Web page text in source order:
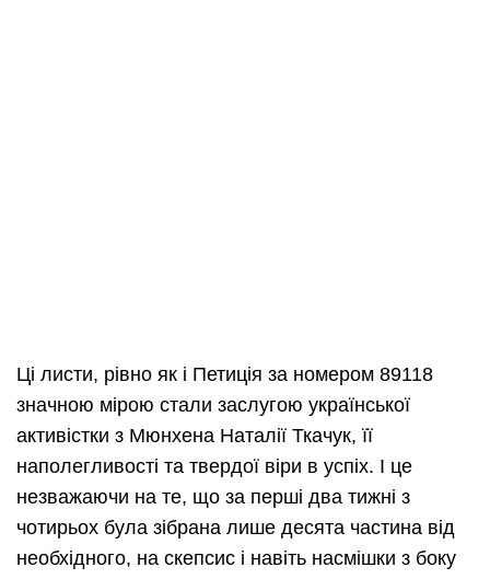
Ці листи, рівно як і Петиція за номером 89118
значною мірою стали заслугою української
активістки з Мюнхена Наталії Ткачук, її
наполегливості та твердої віри в успіх. І це
незважаючи на те, що за перші два тижні з
чотирьох була зібрана лише десята частина від
необхідного, на скепсис і навіть насмішки з боку